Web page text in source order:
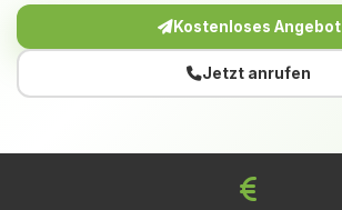
Kostenloses Angebot
Jetzt anrufen